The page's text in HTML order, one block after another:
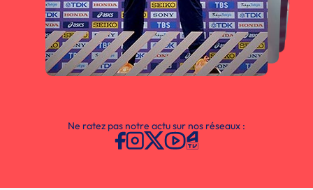
Ne ratez pas notre actu sur nos réseaux :